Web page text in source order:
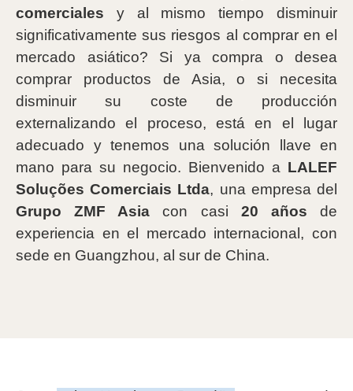
comerciales y al mismo tiempo disminuir
significativamente sus riesgos al comprar en el
mercado asiático? Si ya compra o desea
comprar productos de Asia, o si necesita
disminuir su coste de producción
externalizando el proceso, está en el lugar
adecuado y tenemos una solución llave en
mano para su negocio. Bienvenido a LALEF
Soluções Comerciais Ltda, una empresa del
Grupo ZMF Asia con casi 20 años de
experiencia en el mercado internacional, con
sede en Guangzhou, al sur de China.